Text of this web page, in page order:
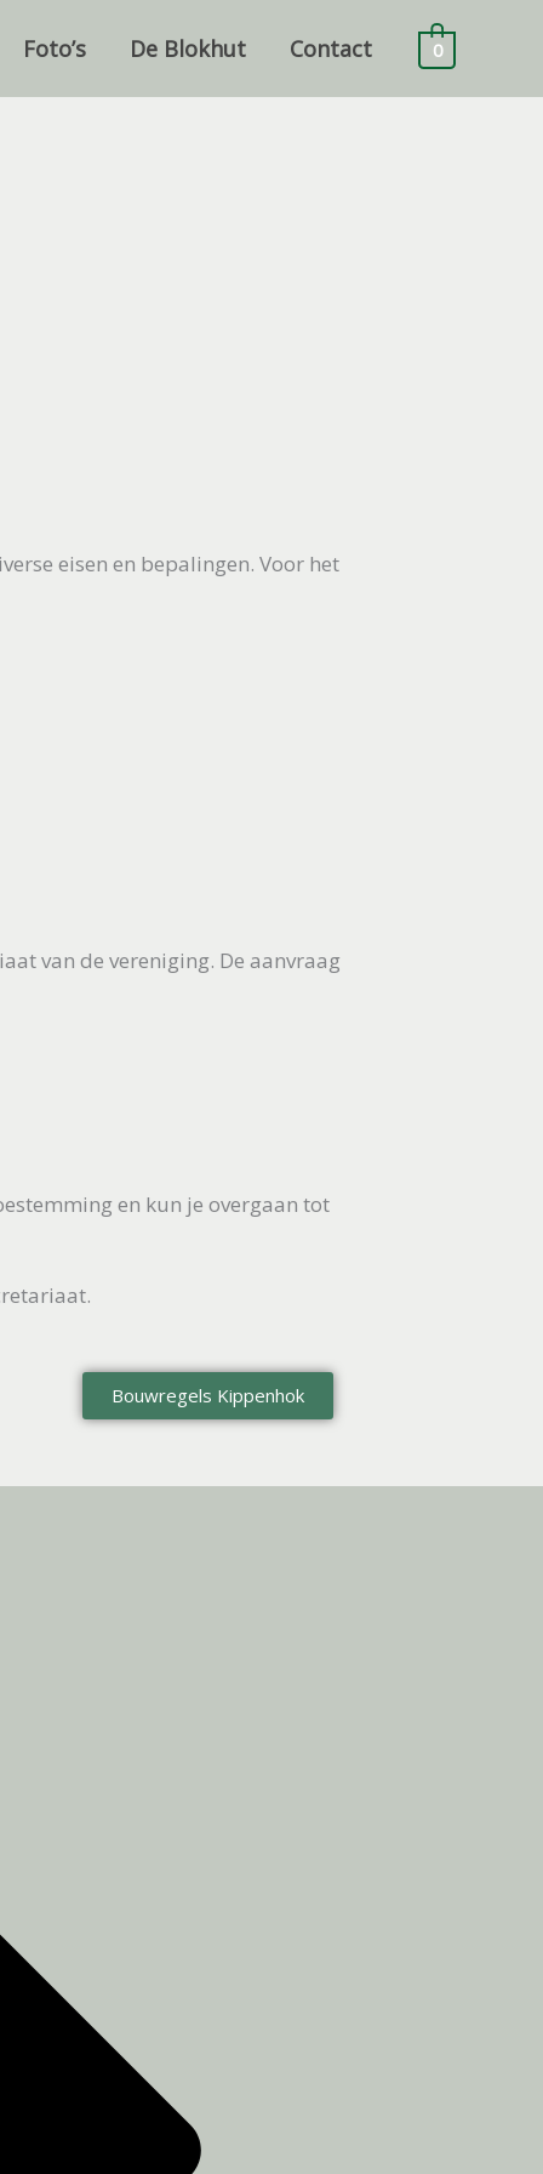
Foto’s De Blokhut Contact 0
eisen en bepalingen. Voor het
van de vereniging. De aanvraag
en kun je overgaan tot
Bouwregels Kippenhok